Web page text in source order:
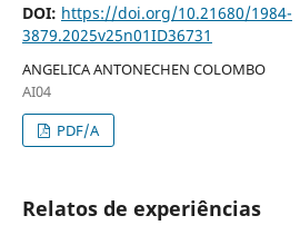
DOI: https://doi.org/10.21680/1984-
3879.2025v25n01ID36731
ANGELICA ANTONECHEN COLOMBO
AI04
PDF/A
Relatos de experiências